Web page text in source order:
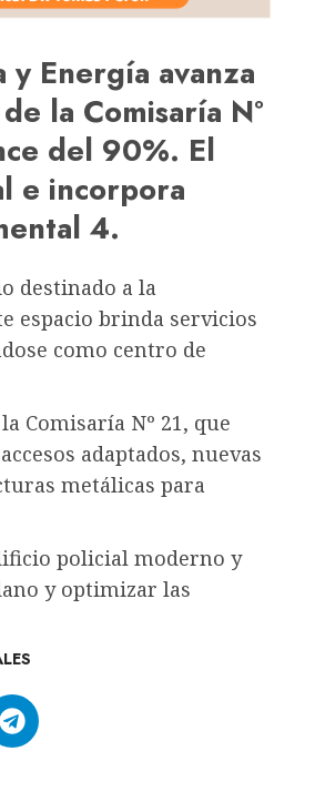
Energía avanza
la Comisaría Nº
del 90%. El
e incorpora
4.
destinado a la
espacio brinda servicios
como centro de
Comisaría Nº 21, que
adaptados, nuevas
metálicas para
policial moderno y
y optimizar las